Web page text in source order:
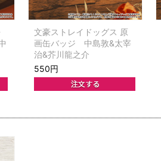
文豪ストレイドッグス 原
画缶バッジ 中島敦&太宰
治&芥川龍之介
550円